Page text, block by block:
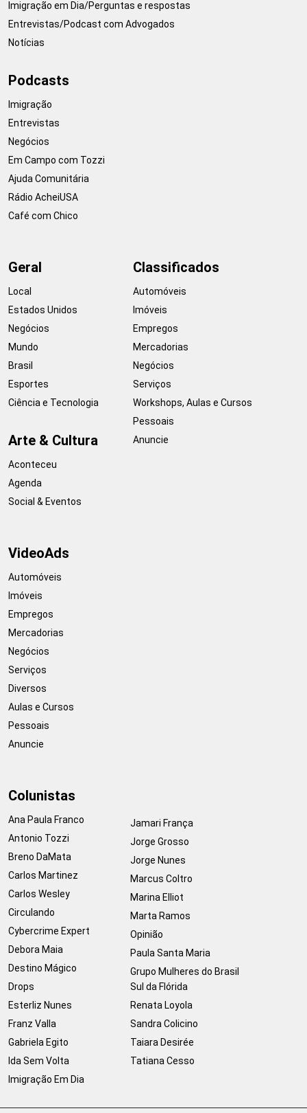
Imigração em Dia/Perguntas e respostas
Entrevistas/Podcast com Advogados
Notícias
Podcasts
Imigração
Entrevistas
Negócios
Em Campo com Tozzi
Ajuda Comunitária
Rádio AcheiUSA
Café com Chico
Geral
Local
Estados Unidos
Negócios
Mundo
Brasil
Esportes
Ciência e Tecnologia
Arte & Cultura
Aconteceu
Agenda
Social & Eventos
Classificados
Automóveis
Imóveis
Empregos
Mercadorias
Negócios
Serviços
Workshops, Aulas e Cursos
Pessoais
Anuncie
VideoAds
Automóveis
Imóveis
Empregos
Mercadorias
Negócios
Serviços
Diversos
Aulas e Cursos
Pessoais
Anuncie
Colunistas
Ana Paula Franco
Antonio Tozzi
Breno DaMata
Carlos Martinez
Carlos Wesley
Circulando
Cybercrime Expert
Debora Maia
Destino Mágico
Drops
Esterliz Nunes
Franz Valla
Gabriela Egito
Ida Sem Volta
Imigração Em Dia
Jamari França
Jorge Grosso
Jorge Nunes
Marcus Coltro
Marina Elliot
Marta Ramos
Opinião
Paula Santa Maria
Grupo Mulheres do Brasil
Sul da Flórida
Renata Loyola
Sandra Colicino
Taiara Desirée
Tatiana Cesso